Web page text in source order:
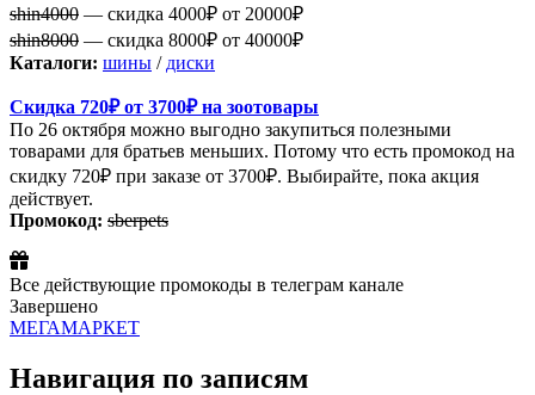
shin4000 — скидка 4000₽ от 20000₽
shin8000 — скидка 8000₽ от 40000₽
Каталоги: шины / диски
Скидка 720₽ от 3700₽ на зоотовары
По 26 октября можно выгодно закупиться полезными
товарами для братьев меньших. Потому что есть промокод на
скидку 720₽ при заказе от 3700₽. Выбирайте, пока акция
действует.
Промокод: sberpets
Все действующие промокоды в телеграм канале
Завершено
МЕГАМАРКЕТ
Навигация по записям